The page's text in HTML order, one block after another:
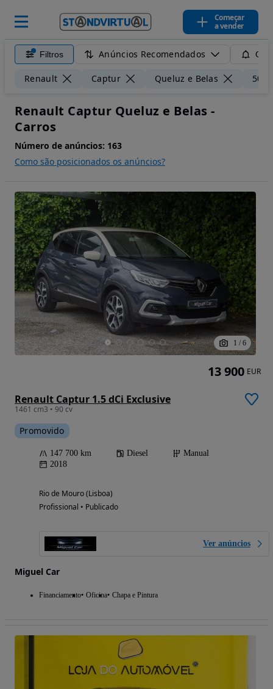
Começar
a vender
Filtros Anúncios Recomendados
Renault Captur Queluz e Belas 50
Renault Captur Queluz e Belas -
Carros
Número de anúncios: 163
Como são posicionados os anúncios?
1 / 6
Renault Captur 1.5 dCi Exclusive
1461 cm3 • 90 cv
Promovido
147 700 km Diesel
Manual
2018
Rio de Mouro (Lisboa)
Profissional • Publicado
Ver anúncios
Miguel Car
Financiamento Oficina Chapa e Pintura
13 900 EUR